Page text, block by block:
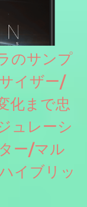
のサンプ
イザー/
化まで忠
ュレーシ
ー/マル
イブリッ